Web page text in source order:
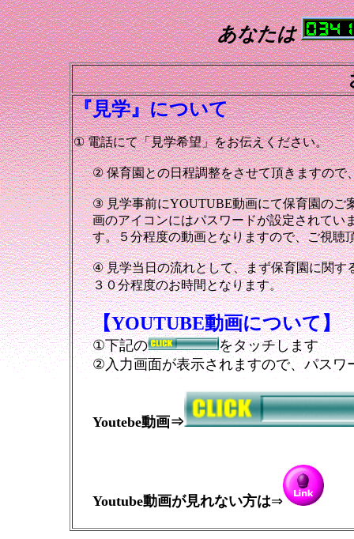
あなたは
『見学』について
① 電話にて「見学希望」をお伝えください。
② 保育園との日程調整をさせて頂きますの
③ 見学事前にYOUTUBE動画にて保育園のご
画のアイコンにはパスワードが設定されてい
す。５分程度の動画となりますので、ご視聴
④ 見学当日の流れとして、まず保育園に関
３０分程度のお時間となります。
【YOUTUBE動画について】
①下記の
をタッチします
②入力画面が表示されますので、パスワ
Youtebe動画⇒
Youtube動画が見れない方は⇒